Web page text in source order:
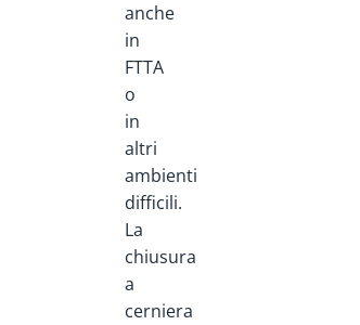
anche
in
FTTA
o
in
altri
ambienti
difficili.
La
chiusura
a
cerniera